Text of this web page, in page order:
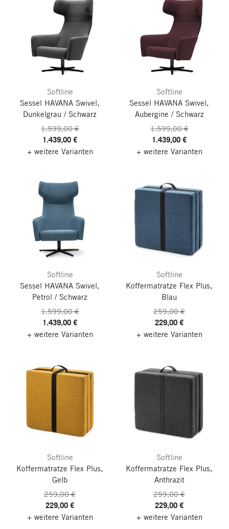
Softline
Sessel HAVANA Swivel,
Dunkelgrau / Schwarz
1.599,00 €
1.439,00 €
+ weitere Varianten
Softline
Sessel HAVANA Swivel,
Aubergine / Schwarz
1.599,00 €
1.439,00 €
+ weitere Varianten
Softline
Sessel HAVANA Swivel,
Petrol / Schwarz
1.599,00 €
1.439,00 €
+ weitere Varianten
Softline
Koffermatratze Flex Plus,
Blau
259,00 €
229,00 €
+ weitere Varianten
Softline
Koffermatratze Flex Plus,
Gelb
259,00 €
229,00 €
+ weitere Varianten
Softline
Koffermatratze Flex Plus,
Anthrazit
259,00 €
229,00 €
+ weitere Varianten